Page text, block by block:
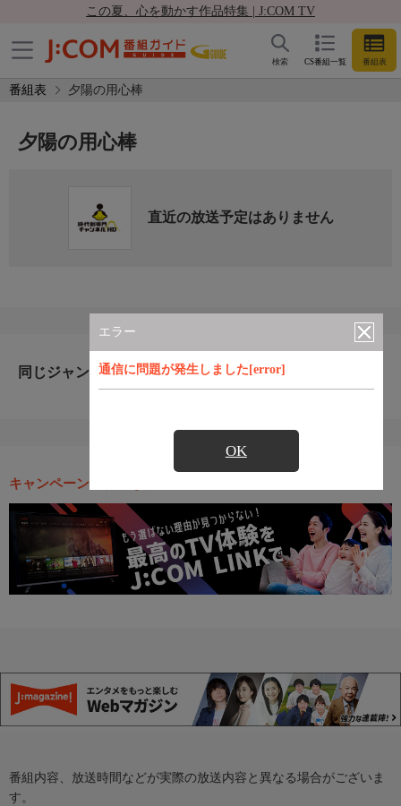
この夏、心を動かす作品特集 | J:COM TV
CS番組一覧 番組表
検索
番組表 夕陽の用心棒
エラー
通信に問題が発生しました[error]
OK
夕陽の用心棒
直近の放送予定はありません
同じジャンルのおすすめ番組
キャンペーン・お得な情報
番組内容、放送時間などが実際の放送内容と異なる場合がございま
す。